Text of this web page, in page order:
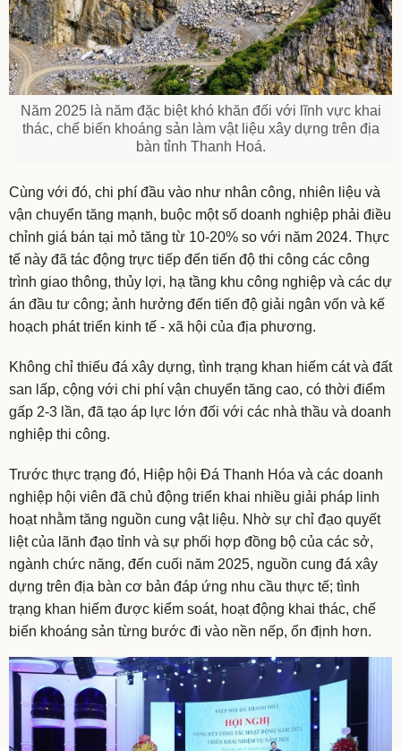
Năm 2025 là năm đặc biệt khó khăn đối với lĩnh vực khai
thác, chế biến khoáng sản làm vật liệu xây dựng trên địa
bàn tỉnh Thanh Hoá.
Cùng với đó, chi phí đầu vào như nhân công, nhiên liệu và
vận chuyển tăng mạnh, buộc một số doanh nghiệp phải điều
chỉnh giá bán tại mỏ tăng từ 10-20% so với năm 2024. Thực
tế này đã tác động trực tiếp đến tiến độ thi công các công
trình giao thông, thủy lợi, hạ tầng khu công nghiệp và các dự
án đầu tư công; ảnh hưởng đến tiến độ giải ngân vốn và kế
hoạch phát triển kinh tế - xã hội của địa phương.
Không chỉ thiếu đá xây dựng, tình trạng khan hiếm cát và đất
san lấp, cộng với chi phí vận chuyển tăng cao, có thời điểm
gấp 2-3 lần, đã tạo áp lực lớn đối với các nhà thầu và doanh
nghiệp thi công.
Trước thực trạng đó, Hiệp hội Đá Thanh Hóa và các doanh
nghiệp hội viên đã chủ động triển khai nhiều giải pháp linh
hoạt nhằm tăng nguồn cung vật liệu. Nhờ sự chỉ đạo quyết
liệt của lãnh đạo tỉnh và sự phối hợp đồng bộ của các sở,
ngành chức năng, đến cuối năm 2025, nguồn cung đá xây
dựng trên địa bàn cơ bản đáp ứng nhu cầu thực tế; tình
trạng khan hiếm được kiểm soát, hoạt động khai thác, chế
biến khoáng sản từng bước đi vào nền nếp, ổn định hơn.